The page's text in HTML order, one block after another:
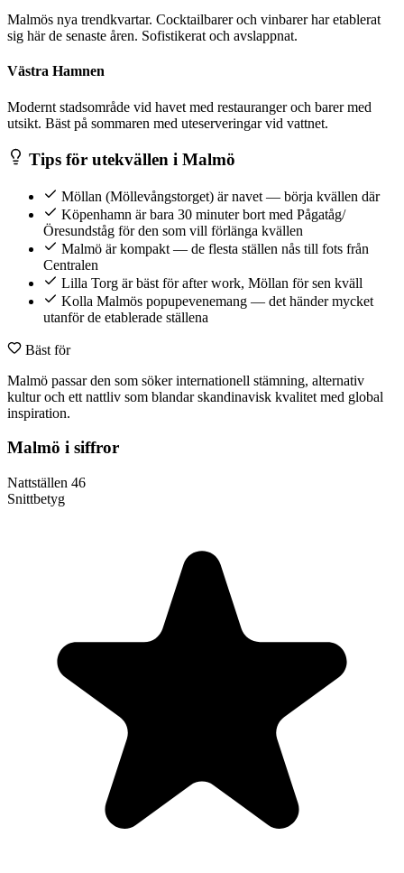
Malmös nya trendkvartar. Cocktailbarer och vinbarer har etablerat
sig här de senaste åren. Sofistikerat och avslappnat.
Västra Hamnen
Modernt stadsområde vid havet med restauranger och barer med
utsikt. Bäst på sommaren med uteserveringar vid vattnet.
Tips för utekvällen i Malmö
Möllan (Möllevångstorget) är navet — börja kvällen där
Köpenhamn är bara 30 minuter bort med Pågatåg/
Öresundståg för den som vill förlänga kvällen
Malmö är kompakt — de flesta ställen nås till fots från
Centralen
Lilla Torg är bäst för after work, Möllan för sen kväll
Kolla Malmös popupevenemang — det händer mycket
utanför de etablerade ställena
Bäst för
Malmö passar den som söker internationell stämning, alternativ
kultur och ett nattliv som blandar skandinavisk kvalitet med global
inspiration.
Malmö i siffror
Nattställen 46
Snittbetyg